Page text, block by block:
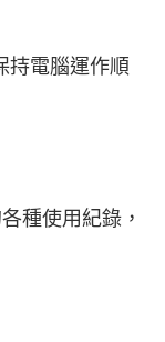
持電腦運作順
種使用紀錄，